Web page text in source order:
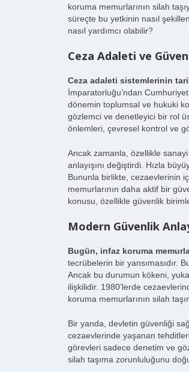
koruma memurlarının silah
süreçte bu yetkinin nasıl
nasıl yardımcı olabilir?
Ceza Adaleti ve
Ceza adaleti sistemlerinin
İmparatorluğu’ndan
dönemin toplumsal ve hukuki
gözlemci ve denetleyici bir rol
önlemleri, çevresel kontrol ve
Ancak zamanla, özellikle
anlayışını değiştirdi. Hızla
Bununla birlikte, cezaevlerinin
memurlarının daha aktif bir
konusu, özellikle güvenlik
Modern Güvenlik
Bugün, infaz koruma
tecrübelerin bir yansımasıdır.
Ancak bu durumun kökeni,
ilişkilidir. 1980’lerde
koruma memurlarının silah
Bir yanda, devletin güvenliği
cezaevlerinde yaşanan
görevleri sadece denetim ve
silah taşıma zorunluluğunu